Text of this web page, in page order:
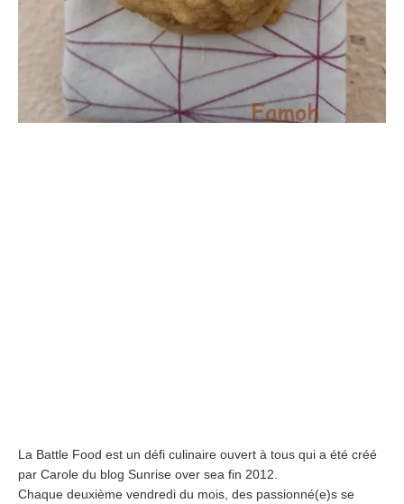
La Battle Food est un défi culinaire ouvert à tous qui a été créé
par Carole du blog Sunrise over sea fin 2012.
Chaque deuxième vendredi du mois, des passionné(e)s se